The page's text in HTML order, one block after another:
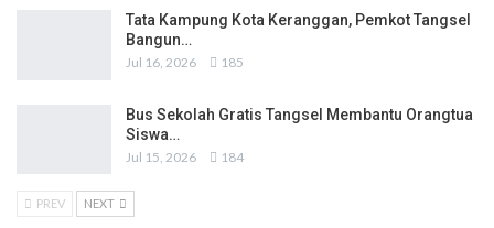
Tata Kampung Kota Keranggan, Pemkot Tangsel
Bangun…
Jul 16, 2026 185
Bus Sekolah Gratis Tangsel Membantu Orangtua
Siswa…
Jul 15, 2026 184
PREV NEXT